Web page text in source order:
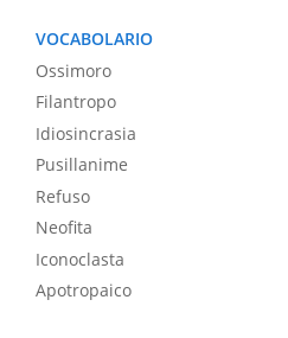
VOCABOLARIO
Ossimoro
Filantropo
Idiosincrasia
Pusillanime
Refuso
Neofita
Iconoclasta
Apotropaico